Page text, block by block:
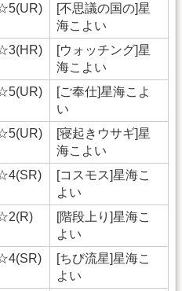
[不思議の国の]星
海こよい
[ウォッチング]星
海こよい
[ご奉仕]星海こよ
い
[寝起きウサギ]星
海こよい
[コスモス]星海こ
よい
[階段上り]星海こ
よい
[ちび流星]星海こ
よい